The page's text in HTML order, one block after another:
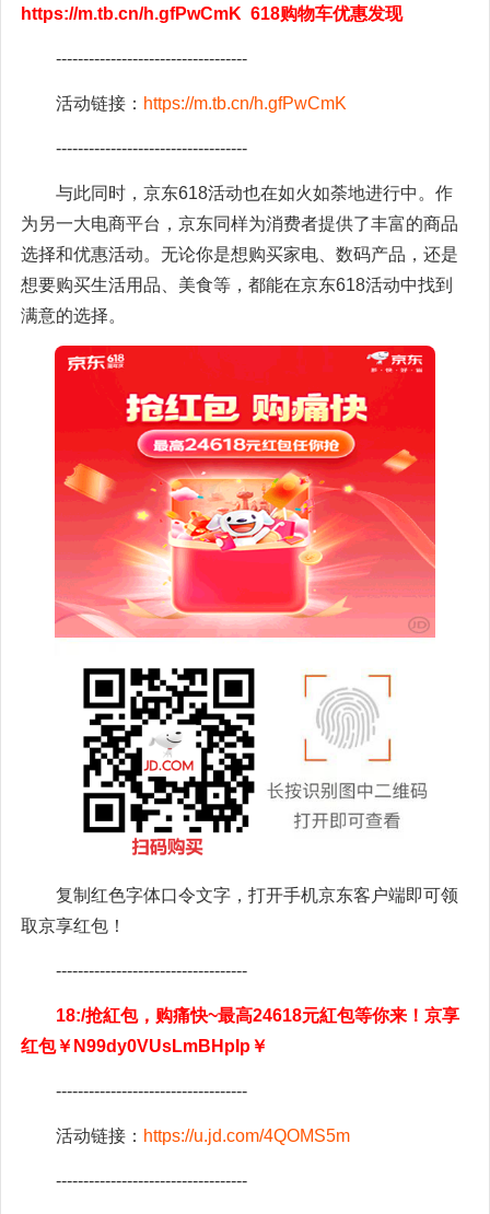
https://m.tb.cn/h.gfPwCmK 618购物车优惠发现
-----------------------------------
活动链接： https://m.tb.cn/h.gfPwCmK
-----------------------------------
与此同时，京东618活动也在如火如荼地进行中。作
为另一大电商平台，京东同样为消费者提供了丰富的商品
选择和优惠活动。无论你是想购买家电、数码产品，还是
想要购买生活用品、美食等，都能在京东618活动中找到
满意的选择。
复制红色字体口令文字，打开手机京东客户端即可领
取京享红包！
-----------------------------------
18:/抢紅包，购痛快~最高24618元紅包等你来！京享
红包￥N99dy0VUsLmBHpIp￥
-----------------------------------
活动链接： https://u.jd.com/4QOMS5m
-----------------------------------